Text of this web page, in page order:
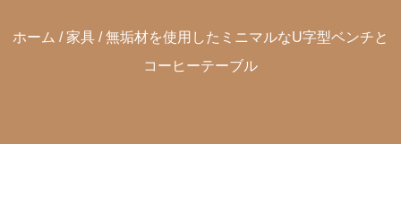
ホーム / 家具 / 無垢材を使用したミニマルなU字型ベンチと
コーヒーテーブル